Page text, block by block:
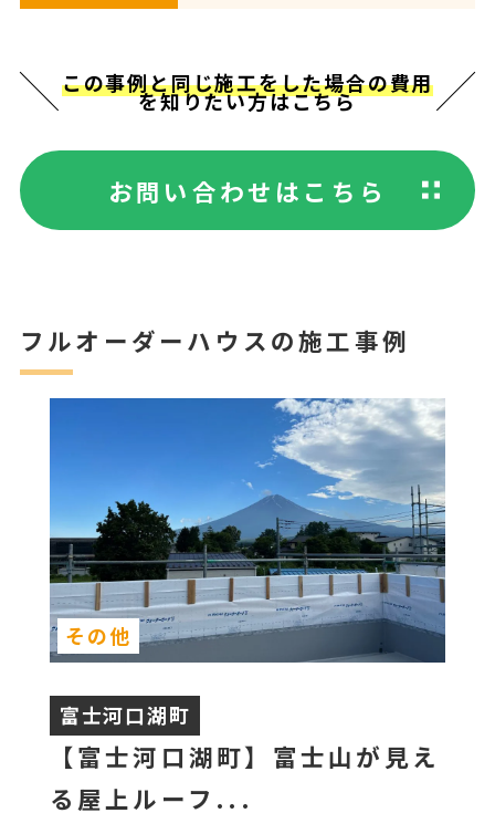
この事例と同じ施工をした場合の費用
を知りたい方はこちら
お問い合わせはこちら
フルオーダーハウスの施工事例
富士河口湖町
【富士河口湖町】富士山が見え
る屋上ルーフ...
その他